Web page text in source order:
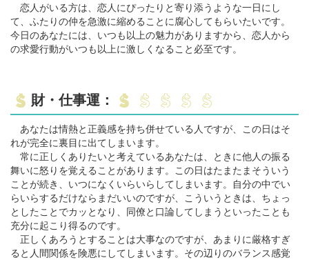
恋人がいる方は、恋人にぴったりと寄り添うような一日にし
て、ふたりの仲を急激に縮めることに腐心してもらいたいです。
今日のあなたには、いつも以上の魅力がありますから、恋人から
の求愛行動がいつも以上に激しくなること必至です。
財・仕事運：
あなたは情熱と正義感を持ち併せている人ですが、この日はそ
れが完全に裏目に出てしまいます。
常に正しくありたいと考えているあなたは、ときに他人の振る
舞いに怒りを覚えることがあります。この日はたまたまそういう
ことが続き、いつになくいらいらしてしまいます。自分の中でい
らいらするだけならまだいいのですが、こういうときは、ちょっ
としたことでカッとなり、同僚と口論してしまうといったことも
充分に起こり得るのです。
正しくあろうとすることは大事なのですが、あまりに厳格すぎ
ると人間関係を険悪にしてしまいます。その辺りのバランス感覚